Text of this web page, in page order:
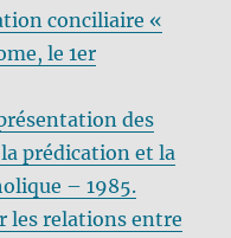
conciliaire «
le 1er
des
prédication et la
– 1985.
les relations entre